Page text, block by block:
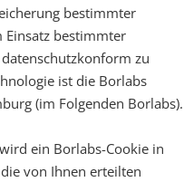
bestimmter
Einsatz bestimmter
zu
ist die Borlabs
(im Folgenden Borlabs).
ein Borlabs-Cookie in
von Ihnen erteilten